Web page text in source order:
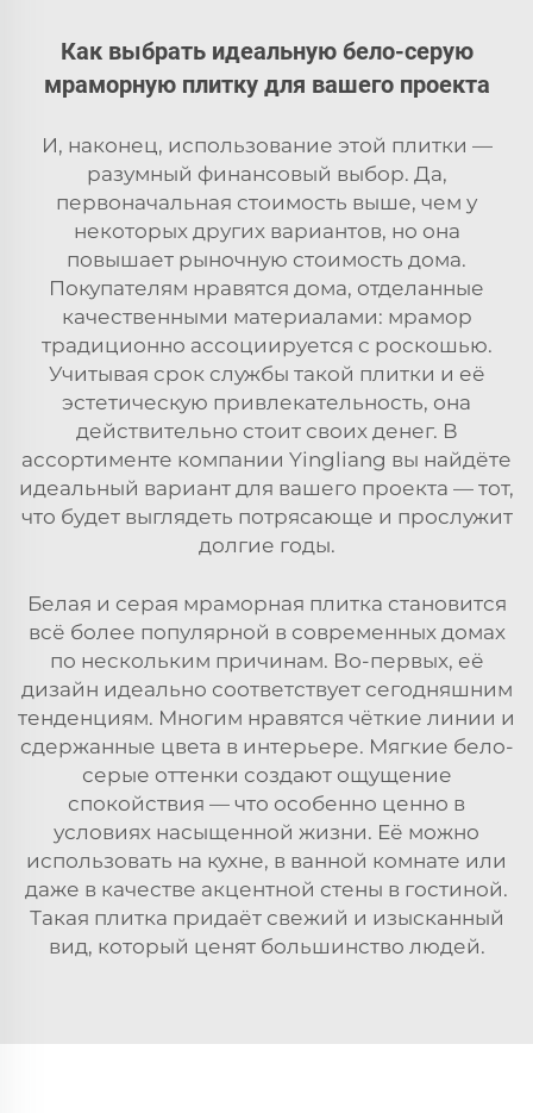
Как выбрать идеальную бело-серую
мраморную плитку для вашего проекта
И, наконец, использование этой плитки —
разумный финансовый выбор. Да,
первоначальная стоимость выше, чем у
некоторых других вариантов, но она
повышает рыночную стоимость дома.
Покупателям нравятся дома, отделанные
качественными материалами: мрамор
традиционно ассоциируется с роскошью.
Учитывая срок службы такой плитки и её
эстетическую привлекательность, она
действительно стоит своих денег. В
ассортименте компании Yingliang вы найдёте
идеальный вариант для вашего проекта — тот,
что будет выглядеть потрясающе и прослужит
долгие годы.
Белая и серая мраморная плитка становится
всё более популярной в современных домах
по нескольким причинам. Во-первых, её
дизайн идеально соответствует сегодняшним
тенденциям. Многим нравятся чёткие линии и
сдержанные цвета в интерьере. Мягкие бело-
серые оттенки создают ощущение
спокойствия — что особенно ценно в
условиях насыщенной жизни. Её можно
использовать на кухне, в ванной комнате или
даже в качестве акцентной стены в гостиной.
Такая плитка придаёт свежий и изысканный
вид, который ценят большинство людей.